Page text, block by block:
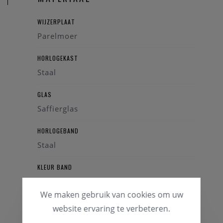
WIJZERPLAAT
Parelmoer
HORLOGEKAST
Staal
GLAS
Saffierglas
HORLOGEBAND
Staal
KLEUR BAND
We maken gebruik van cookies om uw
website ervaring te verbeteren.